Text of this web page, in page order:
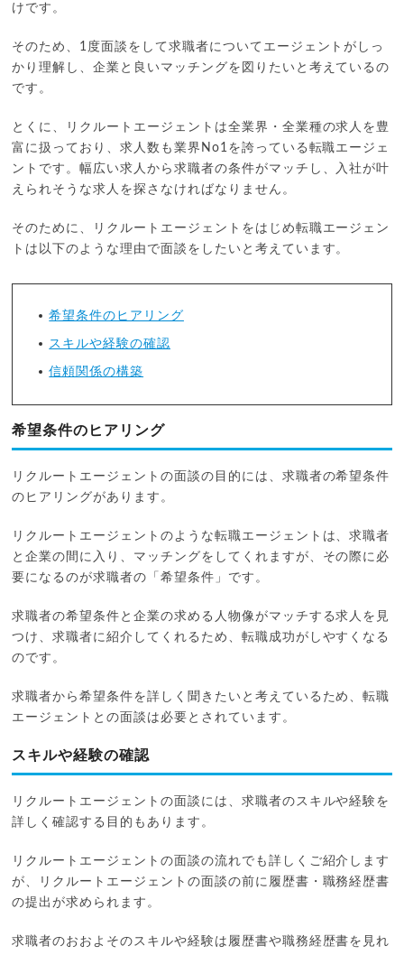
けです。
そのため、1度面談をして求職者についてエージェントがしっ
かり理解し、企業と良いマッチングを図りたいと考えているの
です。
とくに、リクルートエージェントは全業界・全業種の求人を豊
富に扱っており、求人数も業界No1を誇っている転職エージェ
ントです。幅広い求人から求職者の条件がマッチし、入社が叶
えられそうな求人を探さなければなりません。
そのために、リクルートエージェントをはじめ転職エージェン
トは以下のような理由で面談をしたいと考えています。
希望条件のヒアリング
スキルや経験の確認
信頼関係の構築
希望条件のヒアリング
リクルートエージェントの面談の目的には、求職者の希望条件
のヒアリングがあります。
リクルートエージェントのような転職エージェントは、求職者
と企業の間に入り、マッチングをしてくれますが、その際に必
要になるのが求職者の「希望条件」です。
求職者の希望条件と企業の求める人物像がマッチする求人を見
つけ、求職者に紹介してくれるため、転職成功がしやすくなる
のです。
求職者から希望条件を詳しく聞きたいと考えているため、転職
エージェントとの面談は必要とされています。
スキルや経験の確認
リクルートエージェントの面談には、求職者のスキルや経験を
詳しく確認する目的もあります。
リクルートエージェントの面談の流れでも詳しくご紹介します
が、リクルートエージェントの面談の前に履歴書・職務経歴書
の提出が求められます。
求職者のおおよそのスキルや経験は履歴書や職務経歴書を見れ